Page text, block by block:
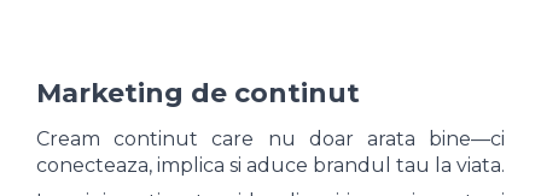
Marketing de continut
Cream continut care nu doar arata bine—ci
conecteaza, implica si aduce brandul tau la viata.